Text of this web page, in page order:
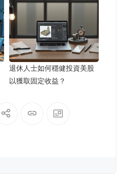
退休人士如何穩健投資美股
以獲取固定收益？